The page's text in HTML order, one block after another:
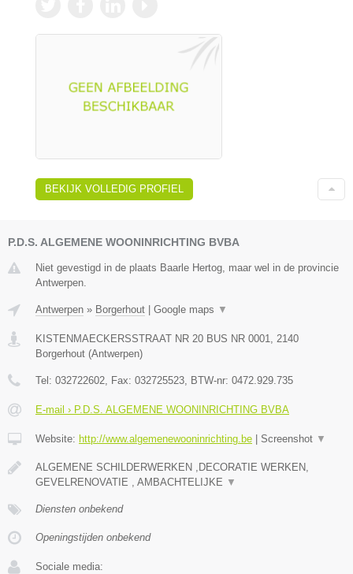
BEKIJK VOLLEDIG PROFIEL
P.D.S. ALGEMENE WOONINRICHTING BVBA
Niet gevestigd in de plaats Baarle Hertog, maar wel in de provincie
Antwerpen.
Antwerpen » Borgerhout Google maps ▼
KISTENMAECKERSSTRAAT NR 20 BUS NR 0001
2140
Borgerhout (Antwerpen)
Tel: 032722602 , Fax: 032725523 , BTW-nr: 0472.929.735
E-mail › P.D.S. ALGEMENE WOONINRICHTING BVBA
Website: http://www.algemenewooninrichting.be Screenshot ▼
ALGEMENE SCHILDERWERKEN ,DECORATIE WERKEN,
GEVELRENOVATIE , AMBACHTELIJKE ▼
Diensten onbekend
Openingstijden onbekend
Sociale media: